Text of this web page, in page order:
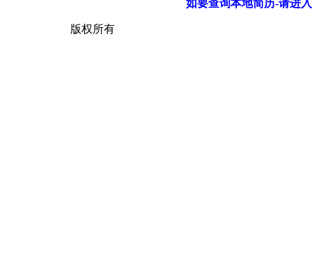
如要查询本地简历-请进
版权所有